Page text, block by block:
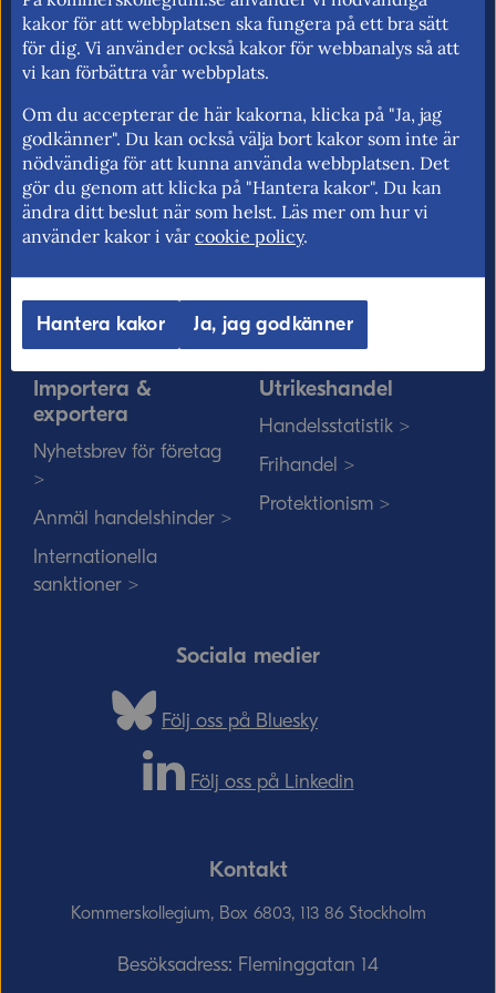
för fri rörlighet på EU:s inre marknad.
Kommerskollegium
Jobba hos oss >
Sök medarbetare >
Vårt uppdrag på
minoritetsspråk och
teckenspråk >
EU-rätten
Utan personnummer i
Sverige >
Solvit löser problem i EU
Myndigheter, kommuner
och EU-rätten >
Importera &
exportera
Nyhetsbrev för företag
>
Anmäl handelshinder >
Internationella
sanktioner >
Utrikeshandel
Handelsstatistik >
Frihandel >
Protektionism >
Sociala medier
Följ oss på Bluesky
Följ oss på Linkedin
Kontakt
Kommerskollegium, Box 6803, 113 86 Stockholm
Besöksadress: Fleminggatan 14
kakor för att webbplatsen ska fungera på ett bra sätt
för dig. Vi använder också kakor för webbanalys så att
vi kan förbättra vår webbplats.
Om du accepterar de här kakorna, klicka på "Ja, jag
godkänner". Du kan också välja bort kakor som inte är
nödvändiga för att kunna använda webbplatsen. Det
gör du genom att klicka på "Hantera kakor". Du kan
ändra ditt beslut när som helst. Läs mer om hur vi
använder kakor i vår cookie policy.
Hantera kakor Ja, jag godkänner